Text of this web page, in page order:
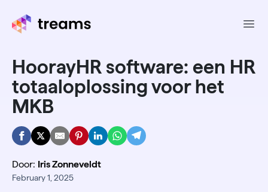
HoorayHR software: een HR
totaaloplossing voor het
MKB
Door: Iris Zonneveldt
February 1, 2025